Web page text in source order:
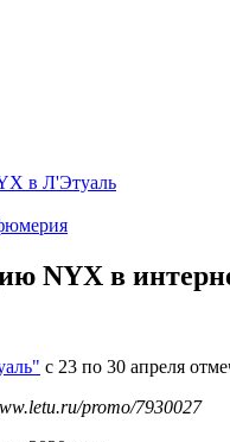
в Л'Этуаль
NYX в
с 23 по 30 апреля
promo/7930027